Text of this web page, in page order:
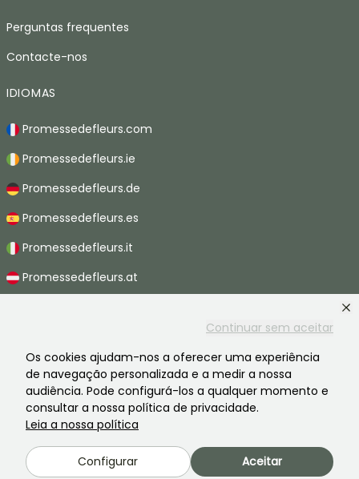
Continuar sem aceitar
Os cookies ajudam-nos a oferecer uma experiência
de navegação personalizada e a medir a nossa
audiência. Pode configurá-los a qualquer momento e
consultar a nossa política de privacidade.
Leia a nossa política
Configurar Aceitar
Perguntas frequentes
Contacte-nos
IDIOMAS
Promessedefleurs.com
Promessedefleurs.ie
Promessedefleurs.de
Promessedefleurs.es
Promessedefleurs.it
Promessedefleurs.at
Promessedefleurs.ch
Avisos legais
CGV- Privacidade
Promesse de fleurs, uma empresa familiar ao serviço de todos os